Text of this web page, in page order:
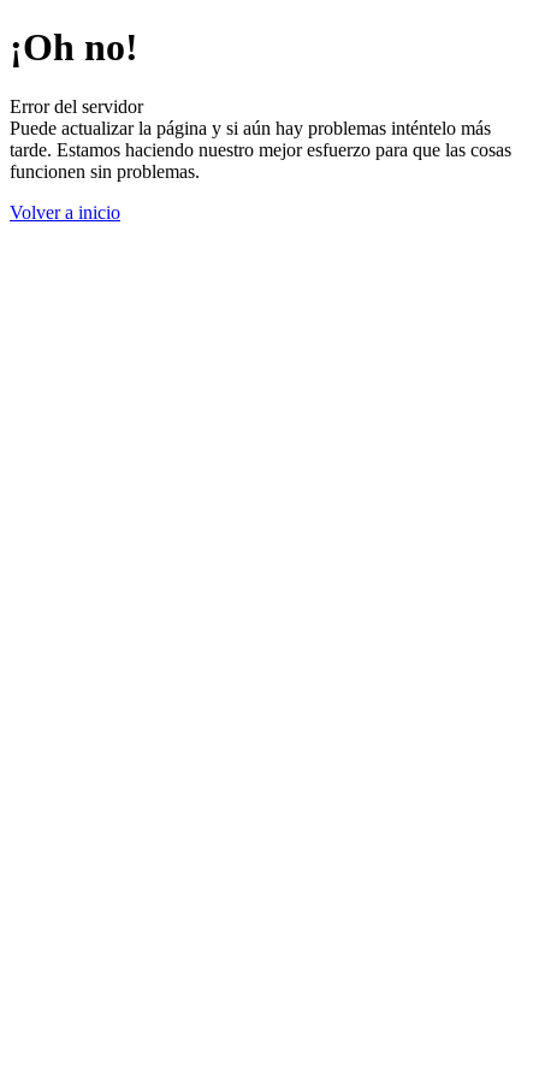
¡Oh no!
Error del servidor
Puede actualizar la página y si aún hay problemas inténtelo más
tarde. Estamos haciendo nuestro mejor esfuerzo para que las cosas
funcionen sin problemas.
Volver a inicio